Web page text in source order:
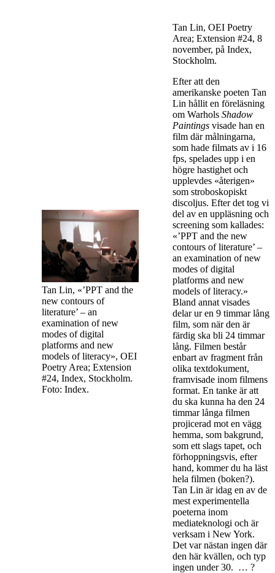
Tan Lin, «’PPT and the
new contours of
literature’ – an
examination of new
modes of digital
platforms and new
models of literacy», OEI
Poetry Area; Extension
#24, Index, Stockholm.
Foto: Index.
Tan Lin, OEI Poetry
Area; Extension #24, 8
november, på Index,
Stockholm.
Efter att den
amerikanske poeten Tan
Lin hållit en föreläsning
om Warhols Shadow
Paintings visade han en
film där målningarna,
som hade filmats av i 16
fps, spelades upp i en
högre hastighet och
upplevdes «återigen»
som stroboskopiskt
discoljus. Efter det tog vi
del av en uppläsning och
screening som kallades:
«’PPT and the new
contours of literature’ –
an examination of new
modes of digital
platforms and new
models of literacy.»
Bland annat visades
delar ur en 9 timmar lång
film, som när den är
färdig ska bli 24 timmar
lång. Filmen består
enbart av fragment från
olika textdokument,
framvisade inom filmens
format. En tanke är att
du ska kunna ha den 24
timmar långa filmen
projicerad mot en vägg
hemma, som bakgrund,
som ett slags tapet, och
förhoppningsvis, efter
hand, kommer du ha läst
hela filmen (boken?).
Tan Lin är idag en av de
mest experimentella
poeterna inom
mediateknologi och är
verksam i New York.
Det var nästan ingen där
den här kvällen, och typ
ingen under 30. … ?